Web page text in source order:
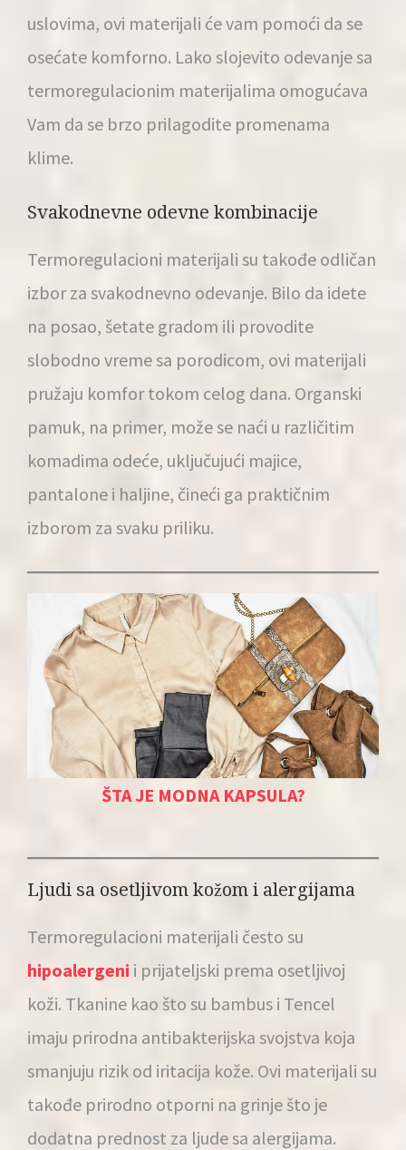
uslovima, ovi materijali će vam pomoći da se
osećate komforno. Lako slojevito odevanje sa
termoregulacionim materijalima omogućava
Vam da se brzo prilagodite promenama
klime.
Svakodnevne odevne kombinacije
Termoregulacioni materijali su takođe odličan
izbor za svakodnevno odevanje. Bilo da idete
na posao, šetate gradom ili provodite
slobodno vreme sa porodicom, ovi materijali
pružaju komfor tokom celog dana. Organski
pamuk, na primer, može se naći u različitim
komadima odeće, uključujući majice,
pantalone i haljine, čineći ga praktičnim
izborom za svaku priliku.
ŠTA JE MODNA KAPSULA?
Ljudi sa osetljivom kožom i alergijama
Termoregulacioni materijali često su
hipoalergeni i prijateljski prema osetljivoj
koži. Tkanine kao što su bambus i Tencel
imaju prirodna antibakterijska svojstva koja
smanjuju rizik od iritacija kože. Ovi materijali su
takođe prirodno otporni na grinje što je
dodatna prednost za ljude sa alergijama.